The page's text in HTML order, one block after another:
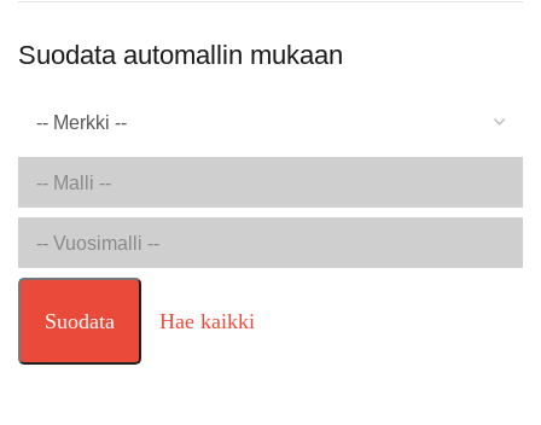
Suodata automallin mukaan
Suodata Hae kaikki